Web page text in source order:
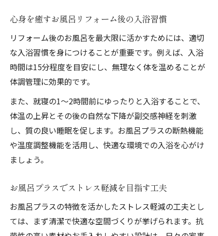
心身を癒すお風呂リフォーム後の入浴習慣
リフォーム後のお風呂を最大限に活かすためには、適切
な入浴習慣を身につけることが重要です。例えば、入浴
時間は15分程度を目安にし、無理なく体を温めることが
体調管理に効果的です。
また、就寝の1〜2時間前にゆったりと入浴することで、
体温の上昇とその後の自然な下降が副交感神経を刺激
し、質の良い睡眠を促します。お風呂プラスの断熱機能
や温度調整機能を活用し、快適な環境での入浴を心がけ
ましょう。
お風呂プラスでストレス軽減を目指す工夫
お風呂プラスの特徴を活かしたストレス軽減の工夫とし
ては、まず清潔で快適な空間づくりが挙げられます。抗